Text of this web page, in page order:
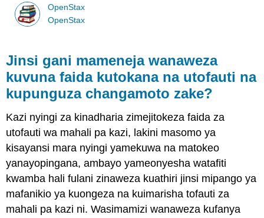
OpenStax
OpenStax
Jinsi gani mameneja wanaweza
kuvuna faida kutokana na utofauti na
kupunguza changamoto zake?
Kazi nyingi za kinadharia zimejitokeza faida za
utofauti wa mahali pa kazi, lakini masomo ya
kisayansi mara nyingi yamekuwa na matokeo
yanayopingana, ambayo yameonyesha watafiti
kwamba hali fulani zinaweza kuathiri jinsi mipango ya
mafanikio ya kuongeza na kuimarisha tofauti za
mahali pa kazi ni. Wasimamizi wanaweza kufanya